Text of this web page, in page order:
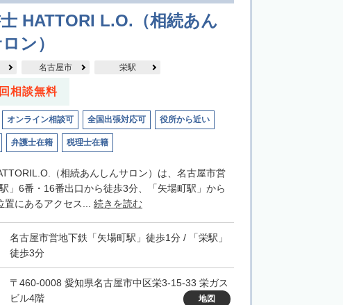
HATTORI L.O.（相続あん
ン）
名古屋市 栄駅
相談無料
オンライン相談可 全国出張対応可 役所から近い
弁護士在籍 税理士在籍
（相続あんしんサロン）は、名古屋市営
」6番・16番出口から徒歩3分、「矢場町駅」から
置にあるアクセス... 続きを読む
名古屋市営地下鉄「矢場町駅」徒歩1分 / 「栄駅」
徒歩3分
〒460-0008 愛知県名古屋市中区栄3-15-33 栄ガス
ビル4階
地図